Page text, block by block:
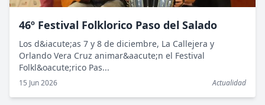
46º Festival Folklorico Paso del Salado
Los d&iacute;as 7 y 8 de diciembre, La Callejera y
Orlando Vera Cruz animar&aacute;n el Festival
Folkl&oacute;rico Pas...
15 Jun 2026 Actualidad